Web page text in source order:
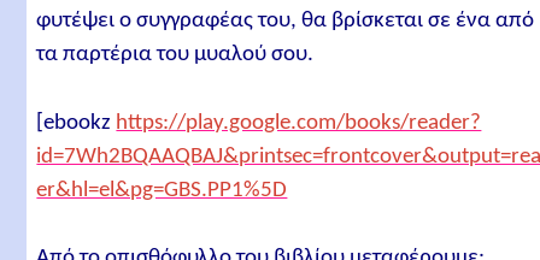
φυτέψει ο συγγραφέας του, θα βρίσκεται σε ένα από
τα παρτέρια του μυαλού σου.
[ebookz https://play.google.com/books/reader?
er&hl=el&pg=GBS.PP1%5D